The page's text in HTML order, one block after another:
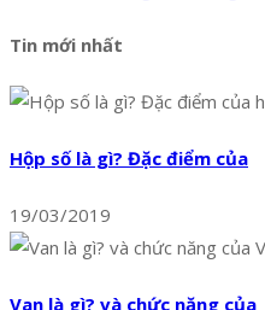
Tin mới nhất
Hộp số là gì? Đặc điểm của
19/03/2019
Van là gì? và chức năng của